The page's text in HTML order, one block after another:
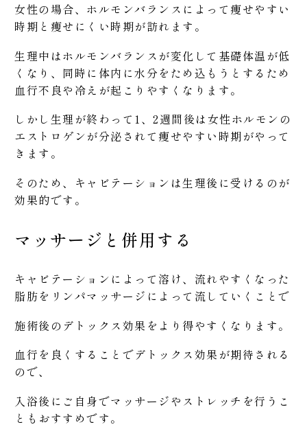
女性の場合、ホルモンバランスによって痩せやすい
時期と痩せにくい時期が訪れます。
生理中はホルモンバランスが変化して基礎体温が低
くなり、同時に体内に水分をため込もうとするため
血行不良や冷えが起こりやすくなります。
しかし生理が終わって1、2週間後は女性ホルモンの
エストロゲンが分泌されて痩せやすい時期がやって
きます。
そのため、キャビテーションは生理後に受けるのが
効果的です。
マッサージと併用する
キャビテーションによって溶け、流れやすくなった
脂肪をリンパマッサージによって流していくことで
施術後のデトックス効果をより得やすくなります。
血行を良くすることでデトックス効果が期待される
ので、
入浴後にご自身でマッサージやストレッチを行うこ
ともおすすめです。